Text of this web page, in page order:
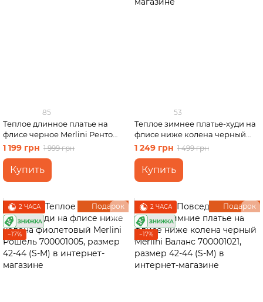
85
Теплое длинное платье на
флисе черное Merlini Ренто
700001781 размер S-M
1 199 грн 1 999 грн
Купить
53
Теплое зимнее платье-худи на
флисе ниже колена черный
Merlini Рошель 700001001,
размер 42-44 (S-M)
1 249 грн 1 499 грн
Купить
Подарок
2 ЧАСА
−17%
Подарок
2 ЧАСА
−17%